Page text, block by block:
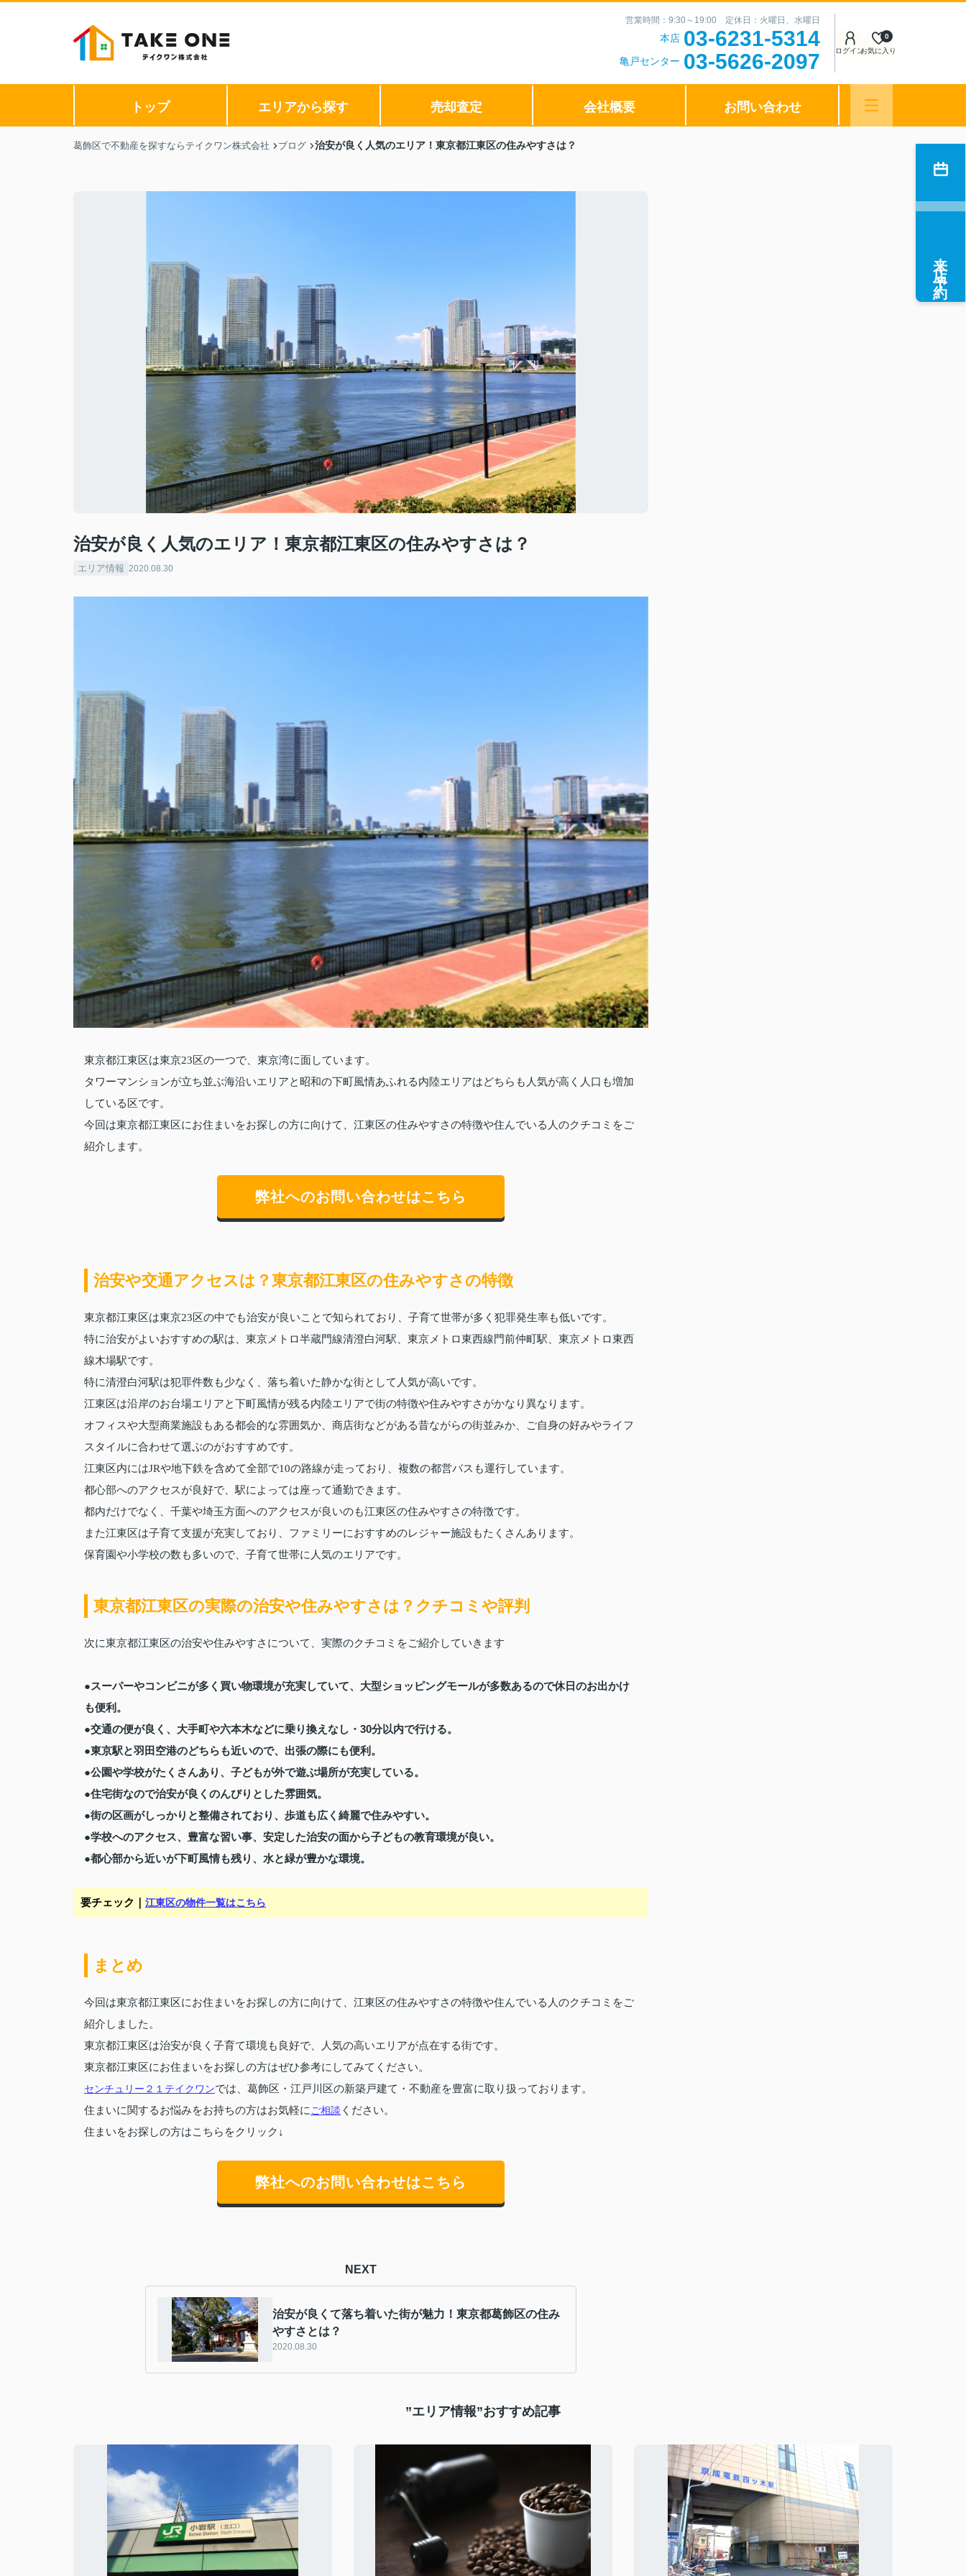
営業時間：9:30～19:00 定休日：火曜日、水曜日
本店 03-6231-5314
亀戸センター 03-5626-2097 ログインお気に入り
0
トップ エリアから探す 売却査定 会社概要 お問い合わせ
葛飾区で不動産を探すならテイクワン株式会社 ブログ 治安が良く人気のエリア！東京都江東区の住みやすさは？
治安が良く人気のエリア！東京都江東区の住みやすさは？
エリア情報 2020.08.30
東京都江東区は東京23区の一つで、東京湾に面しています。
タワーマンションが立ち並ぶ海沿いエリアと昭和の下町風情あふれる内陸エリアはどちらも人気が高く人口も増加
している区です。
今回は東京都江東区にお住まいをお探しの方に向けて、江東区の住みやすさの特徴や住んでいる人のクチコミをご
紹介します。
弊社へのお問い合わせはこちら
治安や交通アクセスは？東京都江東区の住みやすさの特徴
東京都江東区は東京23区の中でも治安が良いことで知られており、子育て世帯が多く犯罪発生率も低いです。
特に治安がよいおすすめの駅は、東京メトロ半蔵門線清澄白河駅、東京メトロ東西線門前仲町駅、東京メトロ東西
線木場駅です。
特に清澄白河駅は犯罪件数も少なく、落ち着いた静かな街として人気が高いです。
江東区は沿岸のお台場エリアと下町風情が残る内陸エリアで街の特徴や住みやすさがかなり異なります。
オフィスや大型商業施設もある都会的な雰囲気か、商店街などがある昔ながらの街並みか、ご自身の好みやライフ
スタイルに合わせて選ぶのがおすすめです。
江東区内にはJRや地下鉄を含めて全部で10の路線が走っており、複数の都営バスも運行しています。
都心部へのアクセスが良好で、駅によっては座って通勤できます。
都内だけでなく、千葉や埼玉方面へのアクセスが良いのも江東区の住みやすさの特徴です。
また江東区は子育て支援が充実しており、ファミリーにおすすめのレジャー施設もたくさんあります。
保育園や小学校の数も多いので、子育て世帯に人気のエリアです。
東京都江東区の実際の治安や住みやすさは？クチコミや評判
次に東京都江東区の治安や住みやすさについて、実際のクチコミをご紹介していきます
●スーパーやコンビニが多く買い物環境が充実していて、大型ショッピングモールが多数あるので休日のお出かけ
も便利。
●交通の便が良く、大手町や六本木などに乗り換えなし・30分以内で行ける。
●東京駅と羽田空港のどちらも近いので、出張の際にも便利。
●公園や学校がたくさんあり、子どもが外で遊ぶ場所が充実している。
●住宅街なので治安が良くのんびりとした雰囲気。
●街の区画がしっかりと整備されており、歩道も広く綺麗で住みやすい。
●学校へのアクセス、豊富な習い事、安定した治安の面から子どもの教育環境が良い。
●都心部から近いが下町風情も残り、水と緑が豊かな環境。
要チェック｜ 江東区の物件一覧はこちら
まとめ
今回は東京都江東区にお住まいをお探しの方に向けて、江東区の住みやすさの特徴や住んでいる人のクチコミをご
紹介しました。
東京都江東区は治安が良く子育て環境も良好で、人気の高いエリアが点在する街です。
東京都江東区にお住まいをお探しの方はぜひ参考にしてみてください。
センチュリー２１テイクワンでは、葛飾区・江戸川区の新築戸建て・不動産を豊富に取り扱っております。
住まいに関するお悩みをお持ちの方はお気軽に ご相談 ください。
住まいをお探しの方はこちらをクリック↓
弊社へのお問い合わせはこちら
NEXT
治安が良くて落ち着いた街が魅力！東京都葛飾区の住み
やすさとは？
2020.08.30
”エリア情報”おすすめ記事
来店予約